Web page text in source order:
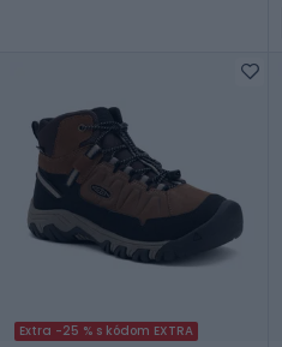
Extra -25 % s kódom EXTRA